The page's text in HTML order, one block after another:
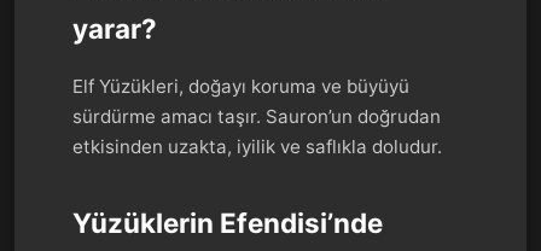
yarar?
Elf Yüzükleri, doğayı koruma ve büyüyü
sürdürme amacı taşır. Sauron’un doğrudan
etkisinden uzakta, iyilik ve saflıkla doludur.
Yüzüklerin Efendisi’nde